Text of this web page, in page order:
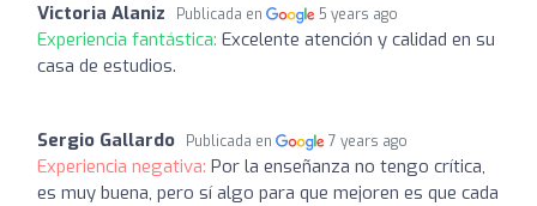
Victoria Alaniz Publicada en 5 years ago
Experiencia fantástica: Excelente atención y calidad en su
casa de estudios.
Sergio Gallardo Publicada en 7 years ago
Experiencia negativa: Por la enseñanza no tengo crítica,
es muy buena, pero sí algo para que mejoren es que cada